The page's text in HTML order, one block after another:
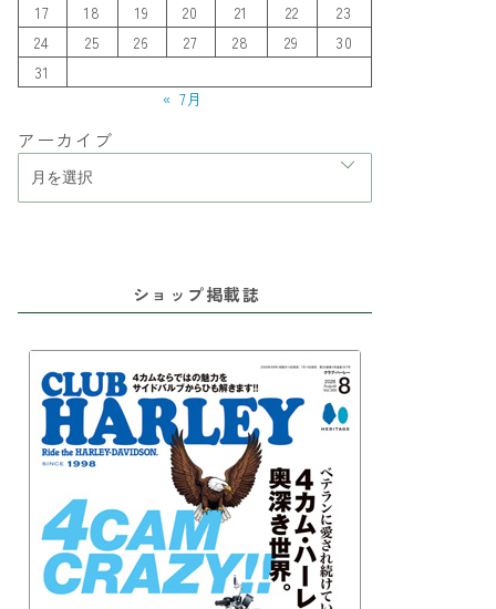
17
18 19 20 21 22
23
24
25 26 27 28 29
30
31
« 7月
アーカイブ
ショップ掲載誌